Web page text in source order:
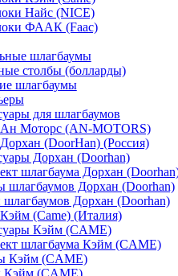
Найс (NICE)
ФААК (Faac)
шлагбаумы
столбы (болларды)
шлагбаумы
для шлагбаумов
Моторс (AN-MOTORS)
(DoorHan) (Россия)
Дорхан (Doorhan)
шлагбаума Дорхан
шлагбаумов Дорхан (Doorhan)
Дорхан (Doorhan)
(Came) (Италия)
Кэйм (CAME)
шлагбаума Кэйм (CAME)
Кэйм (CAME)
Кэйм (CAME)